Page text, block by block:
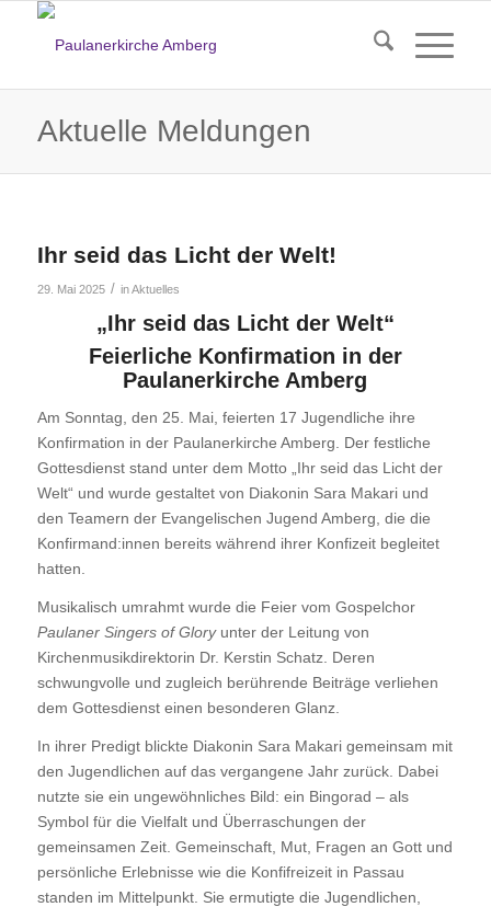
Aktuelle Meldungen
Ihr seid das Licht der Welt!
29. Mai 2025 / inAktuelles
„Ihr seid das Licht der Welt“
Feierliche Konfirmation in der
Paulanerkirche Amberg
Am Sonntag, den 25. Mai, feierten 17 Jugendliche ihre
Konfirmation in der Paulanerkirche Amberg. Der festliche
Gottesdienst stand unter dem Motto „Ihr seid das Licht der
Welt“ und wurde gestaltet von Diakonin Sara Makari und
den Teamern der Evangelischen Jugend Amberg, die die
Konfirmand:innen bereits während ihrer Konfizeit begleitet
hatten.
Musikalisch umrahmt wurde die Feier vom Gospelchor
Paulaner Singers of Gloryunter der Leitung von
Kirchenmusikdirektorin Dr. Kerstin Schatz. Deren
schwungvolle und zugleich berührende Beiträge verliehen
dem Gottesdienst einen besonderen Glanz.
In ihrer Predigt blickte Diakonin Sara Makari gemeinsam mit
den Jugendlichen auf das vergangene Jahr zurück. Dabei
nutzte sie ein ungewöhnliches Bild: ein Bingorad – als
Symbol für die Vielfalt und Überraschungen der
gemeinsamen Zeit. Gemeinschaft, Mut, Fragen an Gott und
persönliche Erlebnisse wie die Konfifreizeit in Passau
standen im Mittelpunkt. Sie ermutigte die Jugendlichen,